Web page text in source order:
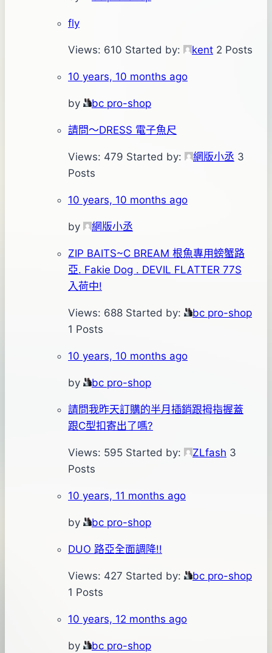
fly
Views: 610 Started by: kent 2 Posts
10 years, 10 months ago
by bc pro-shop
請問～DRESS 電子魚尺
Views: 479 Started by: 網版小丞 3
Posts
10 years, 10 months ago
by 網版小丞
ZIP BAITS~C BREAM 根魚專用螃蟹路
亞. Fakie Dog . DEVIL FLATTER 77S
入荷中!
Views: 688 Started by:
bc pro-shop
1 Posts
10 years, 10 months ago
by bc pro-shop
請問我昨天訂購的半月插銷跟拇指握蓋
跟C型扣寄出了嗎?
Views: 595 Started by: ZLfash 3
Posts
10 years, 11 months ago
by bc pro-shop
DUO 路亞全面調降!!
Views: 427 Started by:
bc pro-shop
1 Posts
10 years, 12 months ago
by bc pro-shop